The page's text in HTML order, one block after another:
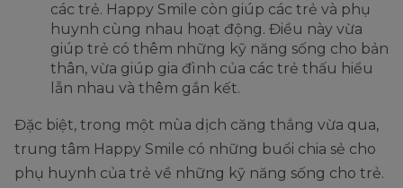
các trẻ. Happy Smile còn giúp các trẻ và phụ
huynh cùng nhau hoạt động. Điều này vừa
giúp trẻ có thêm những kỹ năng sống cho bản
thân, vừa giúp gia đình của các trẻ thấu hiểu
lẫn nhau và thêm gắn kết.
Đặc biệt, trong một mùa dịch căng thẳng vừa qua,
trung tâm Happy Smile có những buổi chia sẻ cho
phụ huynh của trẻ về những kỹ năng sống cho trẻ.